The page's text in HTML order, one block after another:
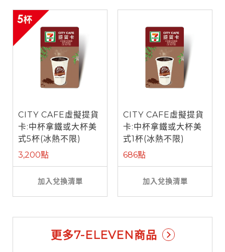
CITY CAFE虛擬提貨
卡:中杯拿鐵或大杯美
式5杯(冰熱不限)
3,200點
加入兌換清單
CITY CAFE虛擬提貨
卡:中杯拿鐵或大杯美
式1杯(冰熱不限)
686點
加入兌換清單
更多7-ELEVEN商品